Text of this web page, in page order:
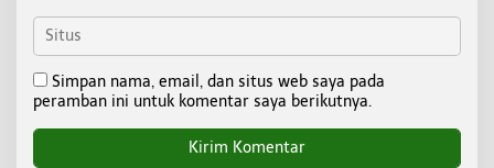
Simpan nama, email, dan situs web saya pada
peramban ini untuk komentar saya berikutnya.